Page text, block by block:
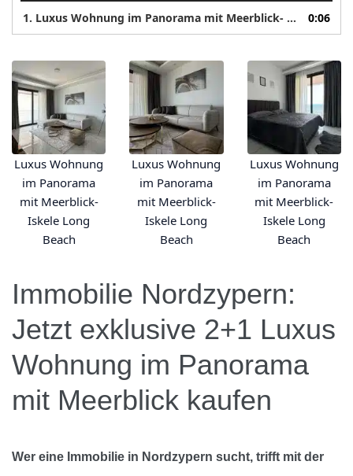
1. Luxus Wohnung im Panorama mit Meerblick- Iskele Long Beach 0:06
Luxus Wohnung
im Panorama
mit Meerblick-
Iskele Long
Beach
Luxus Wohnung
im Panorama
mit Meerblick-
Iskele Long
Beach
Luxus Wohnung
im Panorama
mit Meerblick-
Iskele Long
Beach
Immobilie Nordzypern:
Jetzt exklusive 2+1 Luxus
Wohnung im Panorama
mit Meerblick kaufen
Wer eine Immobilie in Nordzypern sucht, trifft mit der